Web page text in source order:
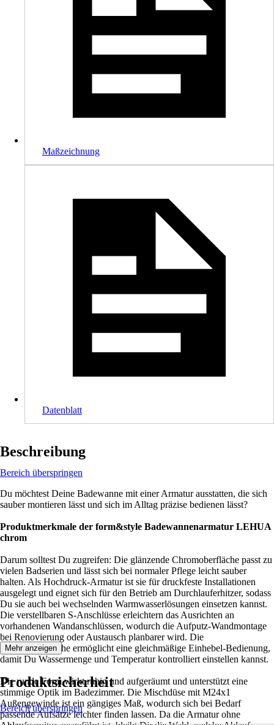
Maßzeichnung
Datenblatt
Beschreibung
Bereich überspringen
Du möchtest Deine Badewanne mit einer Armatur ausstatten, die sich
sauber montieren lässt und sich im Alltag präzise bedienen lässt?
Produktmerkmale der form&style Badewannenarmatur LEHUA
chrom
Darum solltest Du zugreifen: Die glänzende Chromoberfläche passt zu
vielen Badserien und lässt sich bei normaler Pflege leicht sauber
halten. Als Hochdruck-Armatur ist sie für druckfeste Installationen
ausgelegt und eignet sich für den Betrieb am Durchlauferhitzer, sodass
Du sie auch bei wechselnden Warmwasserlösungen einsetzen kannst.
Die verstellbaren S-Anschlüsse erleichtern das Ausrichten an
vorhandenen Wandanschlüssen, wodurch die Aufputz-Wandmontage
bei Renovierung oder Austausch planbarer wird. Die
Keramikkartusche ermöglicht eine gleichmäßige Einhebel-Bedienung,
damit Du Wassermenge und Temperatur kontrolliert einstellen kannst.
Die runde Form wirkt ruhig und aufgeräumt und unterstützt eine
stimmige Optik im Badezimmer. Die Mischdüse mit M24x1
Außengewinde ist ein gängiges Maß, wodurch sich bei Bedarf
passende Aufsätze leichter finden lassen. Da die Armatur ohne
Mehr anzeigen
Produktsicherheit
Bereich überspringen